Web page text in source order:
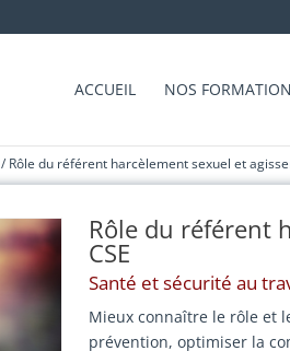
ACCUEIL NOS
/ Rôle du référent harcèlement sexuel et
Rôle du référent
CSE
Santé et sécurité au
Mieux connaître le rôle et
prévention, optimiser la